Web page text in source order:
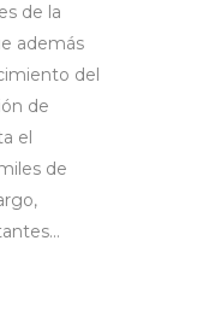
de la
además
del
de
el
de